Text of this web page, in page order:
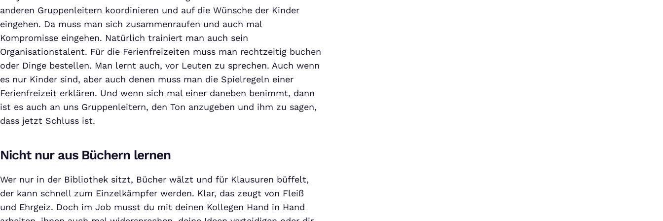
anderen Gruppenleitern koordinieren und auf die Wünsche der Kinder
eingehen. Da muss man sich zusammenraufen und auch mal
Kompromisse eingehen. Natürlich trainiert man auch sein
Organisationstalent. Für die Ferienfreizeiten muss man rechtzeitig buchen
oder Dinge bestellen. Man lernt auch, vor Leuten zu sprechen. Auch wenn
es nur Kinder sind, aber auch denen muss man die Spielregeln einer
Ferienfreizeit erklären. Und wenn sich mal einer daneben benimmt, dann
ist es auch an uns Gruppenleitern, den Ton anzugeben und ihm zu sagen,
dass jetzt Schluss ist.
Nicht nur aus Büchern lernen
Wer nur in der Bibliothek sitzt, Bücher wälzt und für Klausuren büffelt,
der kann schnell zum Einzelkämpfer werden. Klar, das zeugt von Fleiß
und Ehrgeiz. Doch im Job musst du mit deinen Kollegen Hand in Hand